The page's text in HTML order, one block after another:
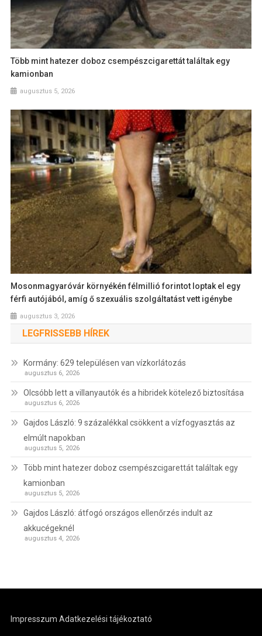
Több mint hatezer doboz csempészcigarettát találtak egy
kamionban
augusztus 5, 2026
Mosonmagyaróvár környékén félmillió forintot loptak el egy
férfi autójából, amíg ő szexuális szolgáltatást vett igénybe
augusztus 3, 2026
LEGFRISSEBB HÍREK
Kormány: 629 településen van vízkorlátozás
augusztus 6, 2026
Olcsóbb lett a villanyautók és a hibridek kötelező biztosítása
augusztus 6, 2026
Gajdos László: 9 százalékkal csökkent a vízfogyasztás az
elmúlt napokban
augusztus 5, 2026
Több mint hatezer doboz csempészcigarettát találtak egy
kamionban
augusztus 5, 2026
Gajdos László: átfogó országos ellenőrzés indult az
akkucégeknél
augusztus 4, 2026
Impresszum Adatkezelési tájékoztató